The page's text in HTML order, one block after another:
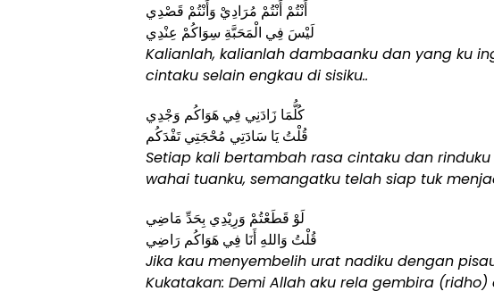
أَنْتُمْ أَنْتُمْ مُرَادِيْ وَأَنْتُمْ قَصْدِي
لَيْسَ فِي الْمَحَبَّةِ سِوَاكُمْ عِنْدِي
Kalianlah, kalianlah dambaanku dan yang ku
cintaku selain engkau di sisiku..
كُلُّمَا زَادَنِي فِي هَوَاكُم وَجْدِي
قُلْتُ يَا سَادَتِي مُحْجَتِي تَفْدَكُم
Setiap kali bertambah rasa cintaku dan
wahai tuanku, semangatku telah siap tuk
لَوْ قَطَعْتُمْ وَرِيْدِي بِحَدِّ مَاضِي
قُلْتُ وَاللهِ أَنَا فِي هَوَاكُم رَاضِي
Jika kau menyembelih urat nadiku dengan
Kukatakan: Demi Allah aku rela gembira